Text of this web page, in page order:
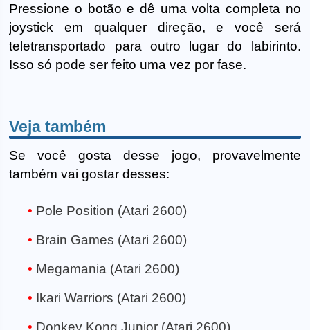
Pressione o botão e dê uma volta completa no
joystick em qualquer direção, e você será
teletransportado para outro lugar do labirinto.
Isso só pode ser feito uma vez por fase.
Veja também
Se você gosta desse jogo, provavelmente
também vai gostar desses:
Pole Position (Atari 2600)
Brain Games (Atari 2600)
Megamania (Atari 2600)
Ikari Warriors (Atari 2600)
Donkey Kong Junior (Atari 2600)